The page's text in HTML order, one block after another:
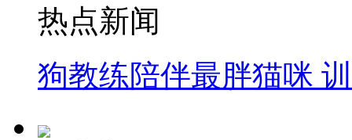
热点新闻
狗教练陪伴最胖猫咪